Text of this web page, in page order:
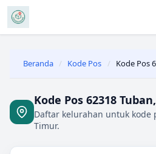
Beranda / Kode Pos / Kode Pos
Kode Pos 62318
Daftar kelurahan untuk kode
Timur.